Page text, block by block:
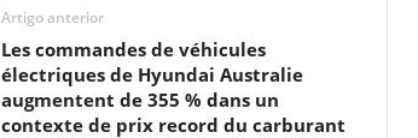
Artigo anterior
Les commandes de véhicules
électriques de Hyundai Australie
augmentent de 355 % dans un
contexte de prix record du carburant